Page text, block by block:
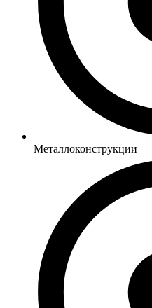
Металлоконструкции